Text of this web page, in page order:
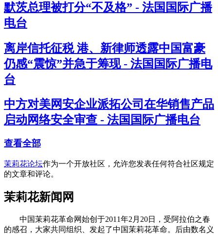
默茨总理被打分“不及格” - 法国国际广播
电台
离岸信托征税 港、新律师透露中国富豪
仍感“震惊”并急于筹现 - 法国国际广播电
台
中方对美网安企业派拓公司在华销售产品
启动网络安全审查 - 法国国际广播电台
查看全部
茉莉花论坛作为一个开放社区，允许您发表任何符合社区规定
的文章和评论。
茉莉花新闻网
中国茉莉花革命网始创于2011年2月20日，受阿拉伯之春
的感召，大家共同组织、发起了中国茉莉花革命。后由数名义